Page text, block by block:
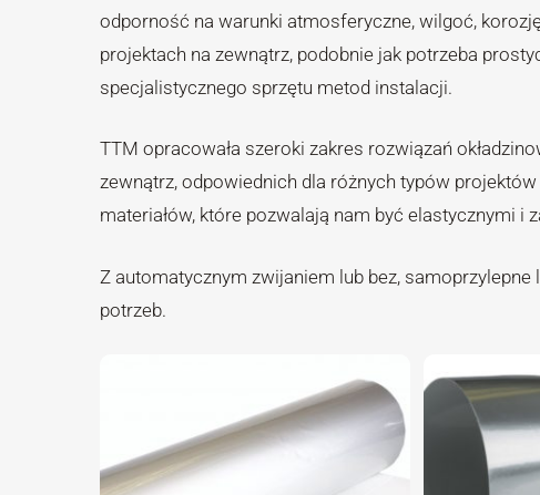
odporność na warunki atmosferyczne, wilgoć,
projektach na zewnątrz, podobnie jak potrzeba
specjalistycznego sprzętu metod instalacji.
TTM opracowała szeroki zakres rozwiązań
zewnątrz, odpowiednich dla różnych typów
materiałów, które pozwalają nam być elastycznymi i
Z automatycznym zwijaniem lub bez,
potrzeb.